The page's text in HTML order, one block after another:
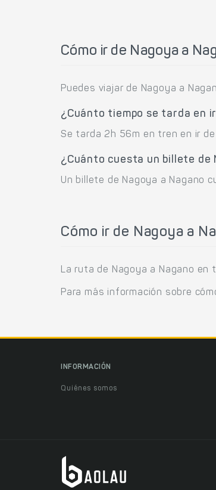
Cómo ir de Nagoya a
Puedes viajar de Nagoya a
¿Cuánto tiempo se tarda en
Se tarda 2h 56m en tren en ir de
¿Cuánto cuesta un billete de
Un billete de Nagoya a Nagano
Cómo ir de Nagoya a
La ruta de Nagoya a Nagano en
Para más información sobre
INFORMACIÓN
Quiénes somos